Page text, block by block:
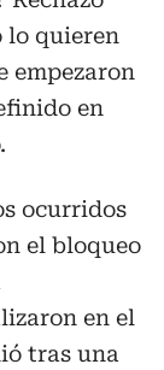
lo quieren
empezaron
en
ocurridos
el bloqueo
en el
tras una